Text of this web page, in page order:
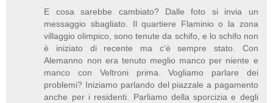
E cosa sarebbe cambiato? Dalle foto si invia un
messaggio sbagliato. Il quartiere Flaminio o la zona
villaggio olimpico, sono tenute da schifo, e lo schifo non
è iniziato di recente ma c'è sempre stato. Con
Alemanno non era tenuto meglio manco per niente e
manco con Veltroni prima. Vogliamo parlare dei
problemi? Iniziamo parlando del piazzale a pagamento
anche per i residenti. Parliamo della sporcizia e degli